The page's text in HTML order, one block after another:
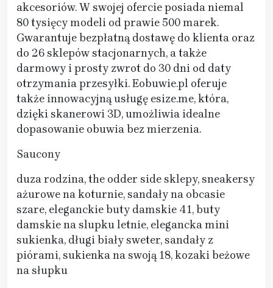
akcesoriów. W swojej ofercie posiada niemal
80 tysięcy modeli od prawie 500 marek.
Gwarantuje bezpłatną dostawę do klienta oraz
do 26 sklepów stacjonarnych, a także
darmowy i prosty zwrot do 30 dni od daty
otrzymania przesyłki. Eobuwie.pl oferuje
także innowacyjną usługę esize.me, która,
dzięki skanerowi 3D, umożliwia idealne
dopasowanie obuwia bez mierzenia.
Saucony
duza rodzina, the odder side sklepy, sneakersy
ażurowe na koturnie, sandały na obcasie
szare, eleganckie buty damskie 41, buty
damskie na slupku letnie, elegancka mini
sukienka, długi biały sweter, sandały z
piórami, sukienka na swoją 18, kozaki beżowe
na słupku